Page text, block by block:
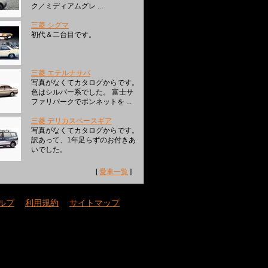
ク／ミディアムグレ ...
三菱 シグマ
初代＆二台目です。
三菱 エテルナサバ
写真がなくてカタログからです。
色はシルバー系でした。 富士サ
ファリパークでボンネットを ...
三菱 デリカスペースギア
写真がなくてカタログからです。
訳あって、1年足らずのお付きあ
いでした。
[愛車一覧 ]
プ｜ 利用規約 サイトマップ